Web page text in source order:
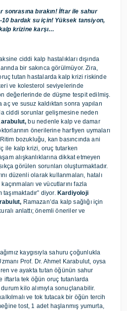
sonrasına bırakın! İftar ile sahur
10 bardak su için! Yüksek tansiyon,
krizine karşı…
ciddi kalp hastalıkları dışında
bir sakınca görülmüyor. Zira,
tutan hastalarda kalp krizi riskinde
ve kolesterol seviyelerinde
değerlerinde de düşme tespit edilmiş.
ve susuz kaldıktan sonra yapılan
ciddi sorunlar gelişmesine neden
bu nedenle kalp ve damar
önerilerine harfiyen uymaları
bozukluğu, kan basıncında ani
ile kalp krizi, oruç tutarken
alışkanlıklarına dikkat etmeyen
görülen sorunları oluşturmaktadır.
düzenli olarak kullanmaları, hatalı
ve vücutlarını fazla
diyor. Kardiyoloji
Ramazan’da kalp sağlığı için
anlattı; önemli öneriler ve
kaygısıyla sahuru çoğunlukla
Prof. Dr. Ahmet Karabulut, oysa
ve ayakta tutan öğünün sahur
iftarla tek öğün oruç tutanlarda
kilo alımıyla sonuçlanabilir.
ve tok tutacak bir öğün tercih
tost, 1 adet haşlanmış yumurta,